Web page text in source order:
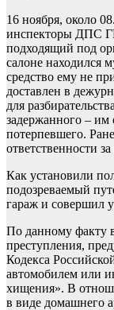
16 ноября, около
инспекторы ДПС
подходящий под
салоне находился
средство ему не
доставлен в
для
задержанного – им
потерпевшего.
ответственности
Как установили
подозреваемый
гараж и совершил
По данному факту
преступления,
Кодекса
автомобилем или
хищения». В
в виде домашнего